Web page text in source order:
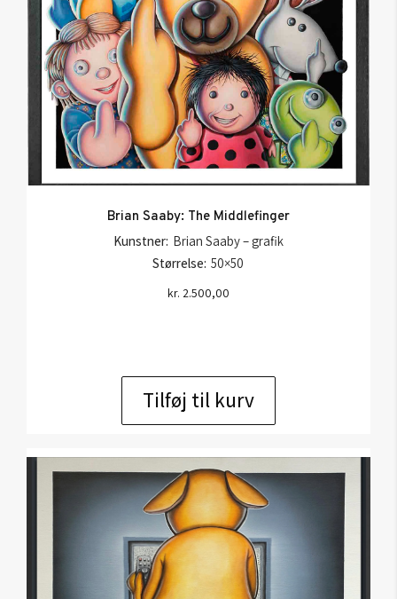
Brian Saaby: The Middlefinger
Kunstner: Brian Saaby – grafik
Størrelse: 50×50
kr. 2.500,00
Tilføj til kurv